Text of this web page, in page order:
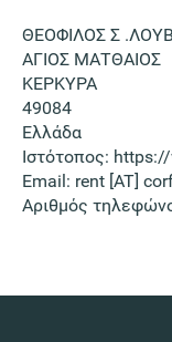
ΘΕΟΦΙΛΟΣ Σ
ΑΓΙΟΣ ΜΑΤΘΑΙΟΣ
ΚΕΡΚΥΡΑ
49084
Ελλάδα
Ιστότοπος:
Email: rent [AT]
Αριθμός